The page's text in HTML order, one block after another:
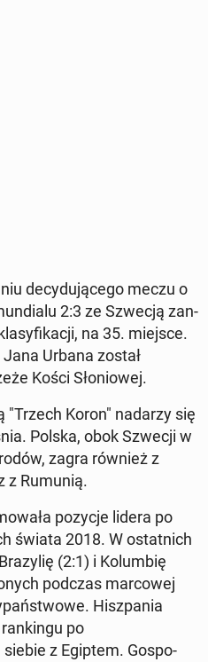
de­cy­du­jącego meczu o
2:3 ze Szwecją zan­
na 35. miejsce.
Urbana został
Kości Sło­niowej.
"Trzech Koron" nadarzy się
Polska, obok Szwecji w
zagra również z
z Rumunią.
pozycje lidera po
świata 2018. W os­tat­nich
(2:1) i Kolumbię
podczas mar­cowej
Hisz­pa­nia
po
z Egiptem. Gospo­